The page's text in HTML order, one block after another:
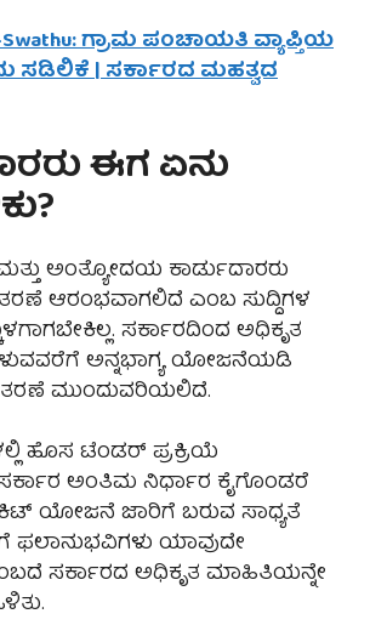
Swathu: ಗ್ರಾಮ ಪಂಚಾಯತಿ ವ್ಯಾಪ್ತಿಯ
ಸಡಿಲಿಕೆ | ಸರ್ಕಾರದ ಮಹತ್ವದ
ಈಗ ಏನು
ಅಂತ್ಯೋದಯ ಕಾರ್ಡುದಾರರು
ಆರಂಭವಾಗಲಿದೆ ಎಂಬ ಸುದ್ದಿಗಳ
ಸರ್ಕಾರದಿಂದ ಅಧಿಕೃತ
ಅನ್ನಭಾಗ್ಯ ಯೋಜನೆಯಡಿ
ಮುಂದುವರಿಯಲಿದೆ.
ಹೊಸ ಟೆಂಡರ್ ಪ್ರಕ್ರಿಯೆ
ಅಂತಿಮ ನಿರ್ಧಾರ ಕೈಗೊಂಡರೆ
ಯೋಜನೆ ಜಾರಿಗೆ ಬರುವ ಸಾಧ್ಯತೆ
ಫಲಾನುಭವಿಗಳು ಯಾವುದೇ
ಸರ್ಕಾರದ ಅಧಿಕೃತ ಮಾಹಿತಿಯನ್ನೇ